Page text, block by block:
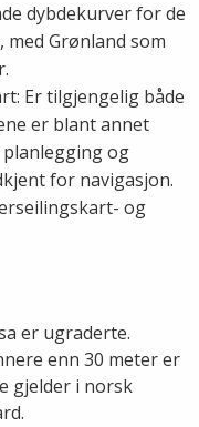
dybdekurver for de
Grønland som
Er tilgjengelig både
er blant annet
og
for navigasjon.
og
er ugraderte.
enn 30 meter er
gjelder i norsk